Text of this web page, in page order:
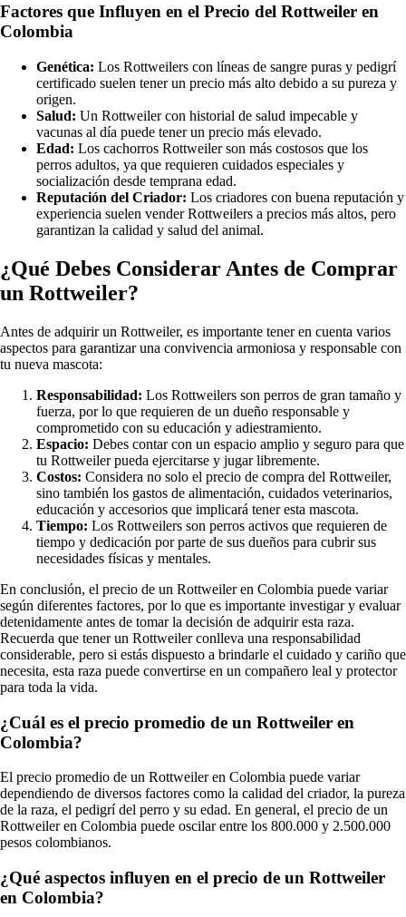
Factores que Influyen en el Precio del Rottweiler en
Colombia
Genética: Los Rottweilers con líneas de sangre puras y pedigrí
certificado suelen tener un precio más alto debido a su pureza y
origen.
Salud: Un Rottweiler con historial de salud impecable y
vacunas al día puede tener un precio más elevado.
Edad: Los cachorros Rottweiler son más costosos que los
perros adultos, ya que requieren cuidados especiales y
socialización desde temprana edad.
Reputación del Criador: Los criadores con buena reputación y
experiencia suelen vender Rottweilers a precios más altos, pero
garantizan la calidad y salud del animal.
¿Qué Debes Considerar Antes de Comprar
un Rottweiler?
Antes de adquirir un Rottweiler, es importante tener en cuenta varios
aspectos para garantizar una convivencia armoniosa y responsable con
tu nueva mascota:
Responsabilidad: Los Rottweilers son perros de gran tamaño y
fuerza, por lo que requieren de un dueño responsable y
comprometido con su educación y adiestramiento.
Espacio: Debes contar con un espacio amplio y seguro para que
tu Rottweiler pueda ejercitarse y jugar libremente.
Costos: Considera no solo el precio de compra del Rottweiler,
sino también los gastos de alimentación, cuidados veterinarios,
educación y accesorios que implicará tener esta mascota.
Tiempo: Los Rottweilers son perros activos que requieren de
tiempo y dedicación por parte de sus dueños para cubrir sus
necesidades físicas y mentales.
En conclusión, el precio de un Rottweiler en Colombia puede variar
según diferentes factores, por lo que es importante investigar y evaluar
detenidamente antes de tomar la decisión de adquirir esta raza.
Recuerda que tener un Rottweiler conlleva una responsabilidad
considerable, pero si estás dispuesto a brindarle el cuidado y cariño que
necesita, esta raza puede convertirse en un compañero leal y protector
para toda la vida.
¿Cuál es el precio promedio de un Rottweiler en
Colombia?
El precio promedio de un Rottweiler en Colombia puede variar
dependiendo de diversos factores como la calidad del criador, la pureza
de la raza, el pedigrí del perro y su edad. En general, el precio de un
Rottweiler en Colombia puede oscilar entre los 800.000 y 2.500.000
pesos colombianos.
¿Qué aspectos influyen en el precio de un Rottweiler
en Colombia?